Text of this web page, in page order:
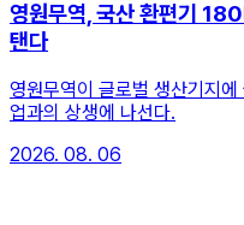
영원무역, 국산 환편기
탠다
영원무역이 글로벌 생산기지
업과의 상생에 나선다.
2026. 08. 06